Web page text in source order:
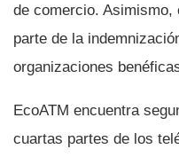
de comercio. Asimismo,
parte de la
organizaciones
EcoATM encuentra
cuartas partes de los